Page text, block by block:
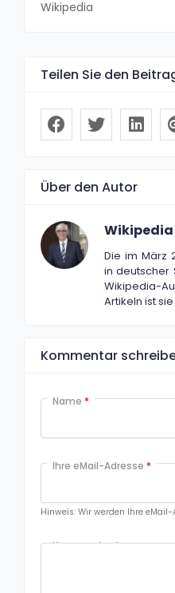
Wikipedia
Teilen Sie den
Über den Autor
Wikipedia
Die im März
in deutscher
Wikipedia-
Artikeln ist
Kommentar
Name *
Ihre eMail-Adresse *
Hinweis: Wir werden Ihre
Kommentar*